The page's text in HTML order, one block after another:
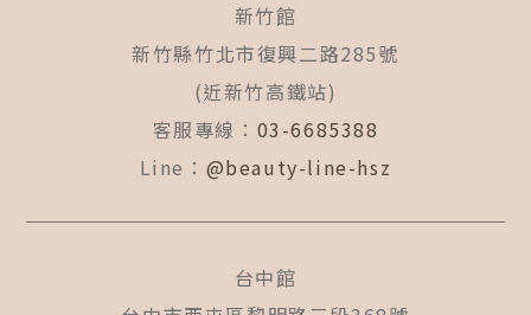
新竹館
新竹縣竹北市復興二路285號
(近新竹高鐵站)
客服專線： 03-6685388
Line： @beauty-line-hsz
台中館